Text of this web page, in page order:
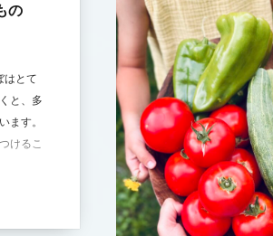
の
はとて
と、多
ます。
けるこ